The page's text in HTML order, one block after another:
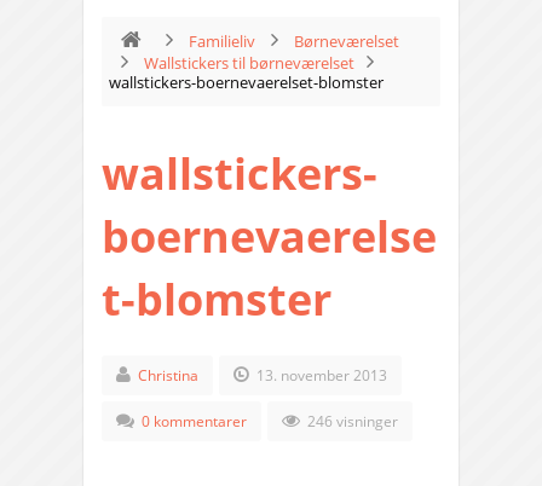
Familieliv
Børneværelset
Wallstickers til børneværelset
wallstickers-boernevaerelset-blomster
wallstickers-
boernevaerelse
t-blomster
Christina 13. november 2013
0 kommentarer 246 visninger